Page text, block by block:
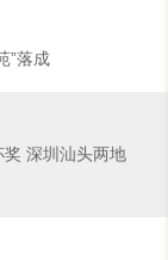
”落成
深圳汕头两地